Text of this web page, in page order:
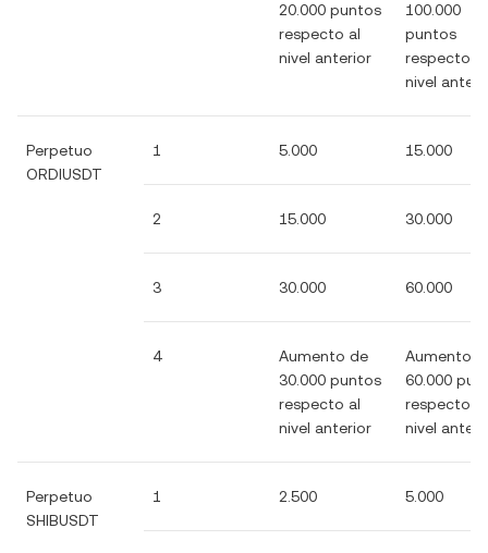
20.000 puntos
respecto al
nivel anterior
100.000
puntos
respecto al
nivel
Perpetuo
ORDIUSDT
1 5.000 15.000
2 15.000 30.000
3 30.000 60.000
4
Aumento de
30.000 puntos
respecto al
nivel anterior
Aumento
60.000
respecto al
nivel
Perpetuo
SHIBUSDT
1 2.500 5.000